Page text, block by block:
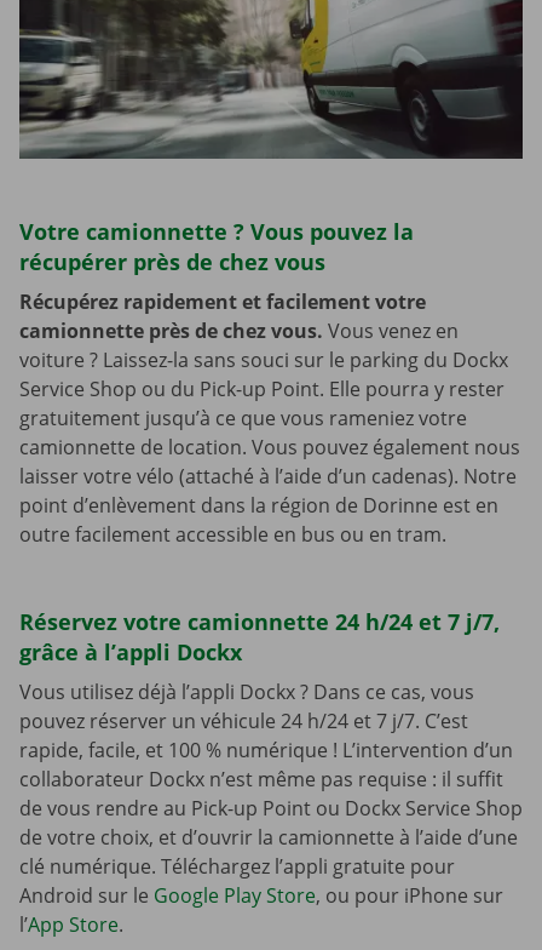
Votre camionnette ? Vous pouvez la
récupérer près de chez vous
Récupérez rapidement et facilement votre
camionnette près de chez vous. Vous venez en
voiture ? Laissez-la sans souci sur le parking du Dockx
Service Shop ou du Pick-up Point. Elle pourra y rester
gratuitement jusqu’à ce que vous rameniez votre
camionnette de location. Vous pouvez également nous
laisser votre vélo (attaché à l’aide d’un cadenas). Notre
point d’enlèvement dans la région de Dorinne est en
outre facilement accessible en bus ou en tram.
Réservez votre camionnette 24 h/24 et 7 j/7,
grâce à l’appli Dockx
Vous utilisez déjà l’appli Dockx ? Dans ce cas, vous
pouvez réserver un véhicule 24 h/24 et 7 j/7. C’est
rapide, facile, et 100 % numérique ! L’intervention d’un
collaborateur Dockx n’est même pas requise : il suffit
de vous rendre au Pick-up Point ou Dockx Service Shop
de votre choix, et d’ouvrir la camionnette à l’aide d’une
clé numérique. Téléchargez l’appli gratuite pour
Android sur le Google Play Store, ou pour iPhone sur
l’App Store.